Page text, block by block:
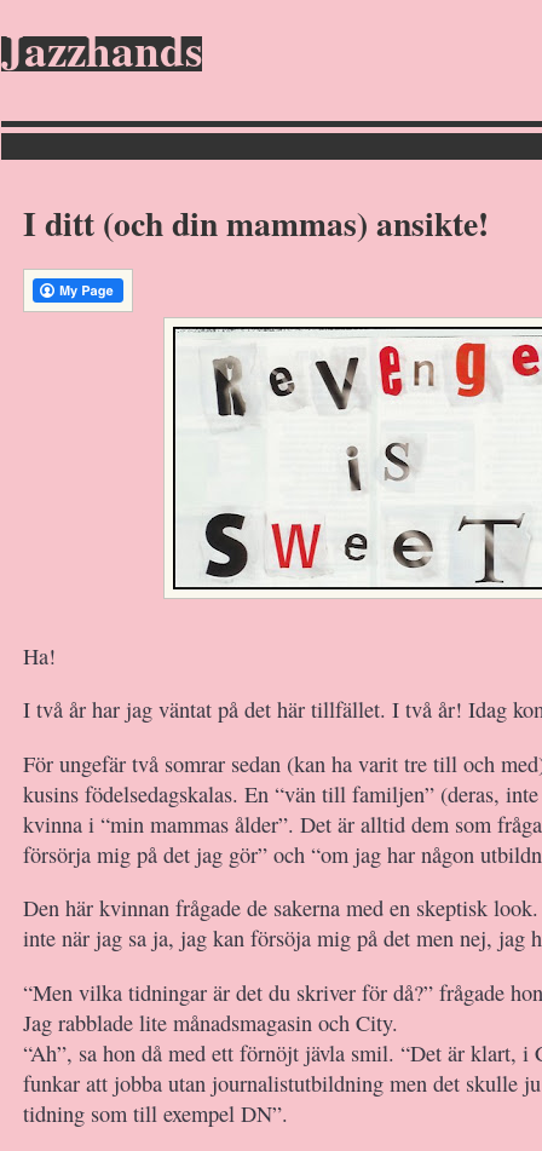
Jazzhands
I ditt (och din mammas) ansikte!
Ha!
I två år har jag väntat på det här tillfället. I två år! Idag
För ungefär två somrar sedan (kan ha varit tre till och
kusins födelsedagskalas. En “vän till familjen” (deras,
kvinna i “min mammas ålder”. Det är alltid dem som
försörja mig på det jag gör” och “om jag har någon
Den här kvinnan frågade de sakerna med en skeptisk
inte när jag sa ja, jag kan försöja mig på det men nej, jag
“Men vilka tidningar är det du skriver för då?” frågade
Jag rabblade lite månadsmagasin och City.
“Ah”, sa hon då med ett förnöjt jävla smil. “Det är klart, i
funkar att jobba utan journalistutbildning men det skulle
tidning som till exempel DN”.